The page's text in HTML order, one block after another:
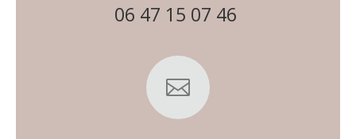
06 47 15 07 46
